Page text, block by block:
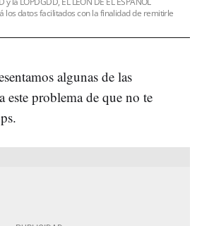
los datos facilitados con la finalidad de remitirle
algunas de las
este problema de que no te